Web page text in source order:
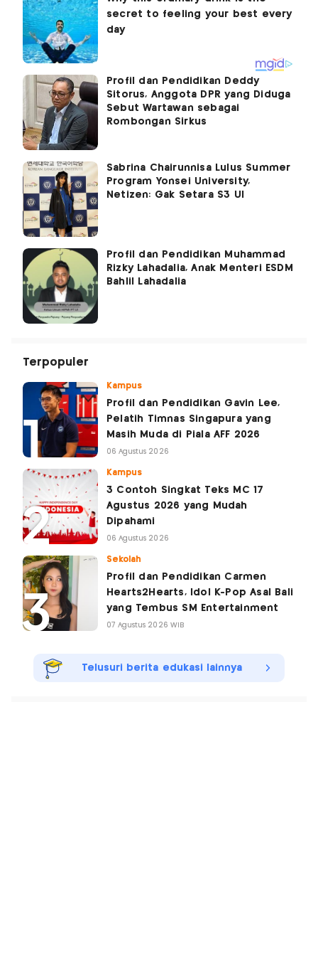
Profil dan Pendidikan Deddy
Sitorus, Anggota DPR yang Diduga
Sebut Wartawan sebagai
Rombongan Sirkus
Sabrina Chairunnisa Lulus Summer
Program Yonsei University,
Netizen: Gak Setara S3 UI
Profil dan Pendidikan Muhammad
Rizky Lahadalia, Anak Menteri ESDM
Bahlil Lahadalia
Terpopuler
Kampus
Profil dan Pendidikan Gavin Lee,
Pelatih Timnas Singapura yang
Masih Muda di Piala AFF 2026
06 Agustus 2026
Kampus
3 Contoh Singkat Teks MC 17
Agustus 2026 yang Mudah
Dipahami
06 Agustus 2026
Sekolah
Profil dan Pendidikan Carmen
Hearts2Hearts, Idol K-Pop Asal Bali
yang Tembus SM Entertainment
07 Agustus 2026 WIB
Telusuri berita edukasi lainnya